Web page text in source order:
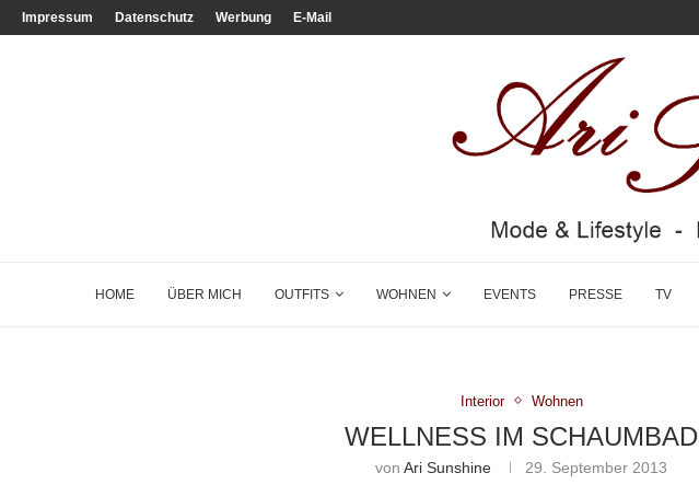
Impressum Datenschutz Werbung E-Mail
HOME ÜBER MICH OUTFITS WOHNEN EVENTS PRESSE TV
Interior Wohnen
WELLNESS IM SCHAUMBAD
vonAri Sunshine 29. September 2013